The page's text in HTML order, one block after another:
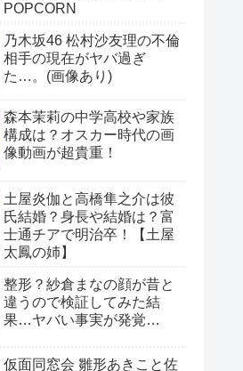
POPCORN
乃木坂46 松村沙友理の不倫
相手の現在がヤバ過ぎ
た…。(画像あり)
森本茉莉の中学高校や家族
構成は？オスカー時代の画
像動画が超貴重！
土屋炎伽と高橋隼之介は彼
氏結婚？身長や結婚は？富
士通チアで明治卒！【土屋
太鳳の姉】
整形？紗倉まなの顔が昔と
違うので検証してみた結
果…ヤバい事実が発覚…
仮面同窓会 雛形あきこと佐